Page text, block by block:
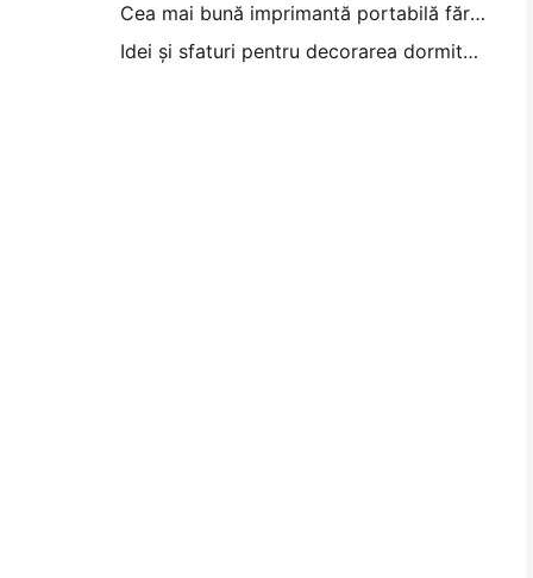
Cea mai bună imprimantă portabilă fără cerneală pentru călătorii, școală și lucru mobil: Hanin MT620 Pro Review
Idei și sfaturi pentru decorarea dormitorului și a dormitorului